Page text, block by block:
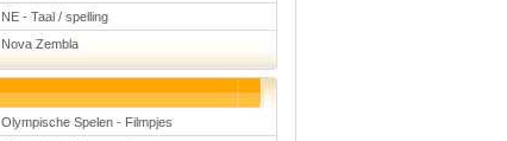
NE - Taal / spelling
Nova Zembla
Olympische Spelen - Filmpjes